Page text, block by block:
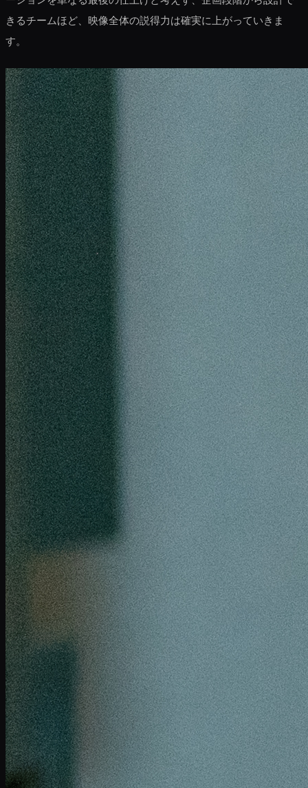
きるチームほど、映像全体の説得力は確実に上がっていきま
す。